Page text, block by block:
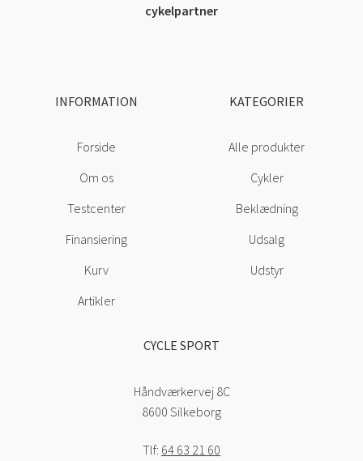
cykelpartner
INFORMATION
Forside
Om os
Testcenter
Finansiering
Kurv
Artikler
KATEGORIER
Alle produkter
Cykler
Beklædning
Udsalg
Udstyr
CYCLE SPORT
Håndværkervej 8C
8600 Silkeborg
Tlf: 64 63 21 60